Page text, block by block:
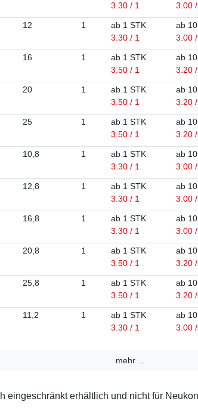
3.30 / 1
3.00 /
12 1
ab 1 STK
3.30 / 1
ab
3.00 /
16 1
ab 1 STK
3.50 / 1
ab
3.20 /
20 1
ab 1 STK
3.50 / 1
ab
3.20 /
25 1
ab 1 STK
3.50 / 1
ab
3.20 /
10,8 1
ab 1 STK
3.30 / 1
ab
3.00 /
12,8 1
ab 1 STK
3.30 / 1
ab
3.00 /
16,8 1
ab 1 STK
3.30 / 1
ab
3.00 /
20,8 1
ab 1 STK
3.50 / 1
ab
3.20 /
25,8 1
ab 1 STK
3.50 / 1
ab
3.20 /
11,2 1
ab 1 STK
3.30 / 1
ab
3.00 /
mehr ...
eingeschränkt erhältlich und nicht für